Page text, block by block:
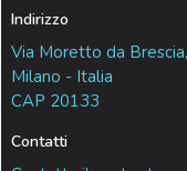
Indirizzo
Via Moretto da
Milano - Italia
CAP 20133
Contatti